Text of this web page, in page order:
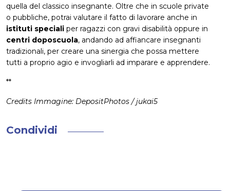
quella del classico insegnante. Oltre che in scuole private
o pubbliche, potrai valutare il fatto di lavorare anche in
istituti speciali per ragazzi con gravi disabilità oppure in
centri doposcuola, andando ad affiancare insegnanti
tradizionali, per creare una sinergia che possa mettere
tutti a proprio agio e invogliarli ad imparare e apprendere.
**
Credits Immagine: DepositPhotos / jukai5
Condividi